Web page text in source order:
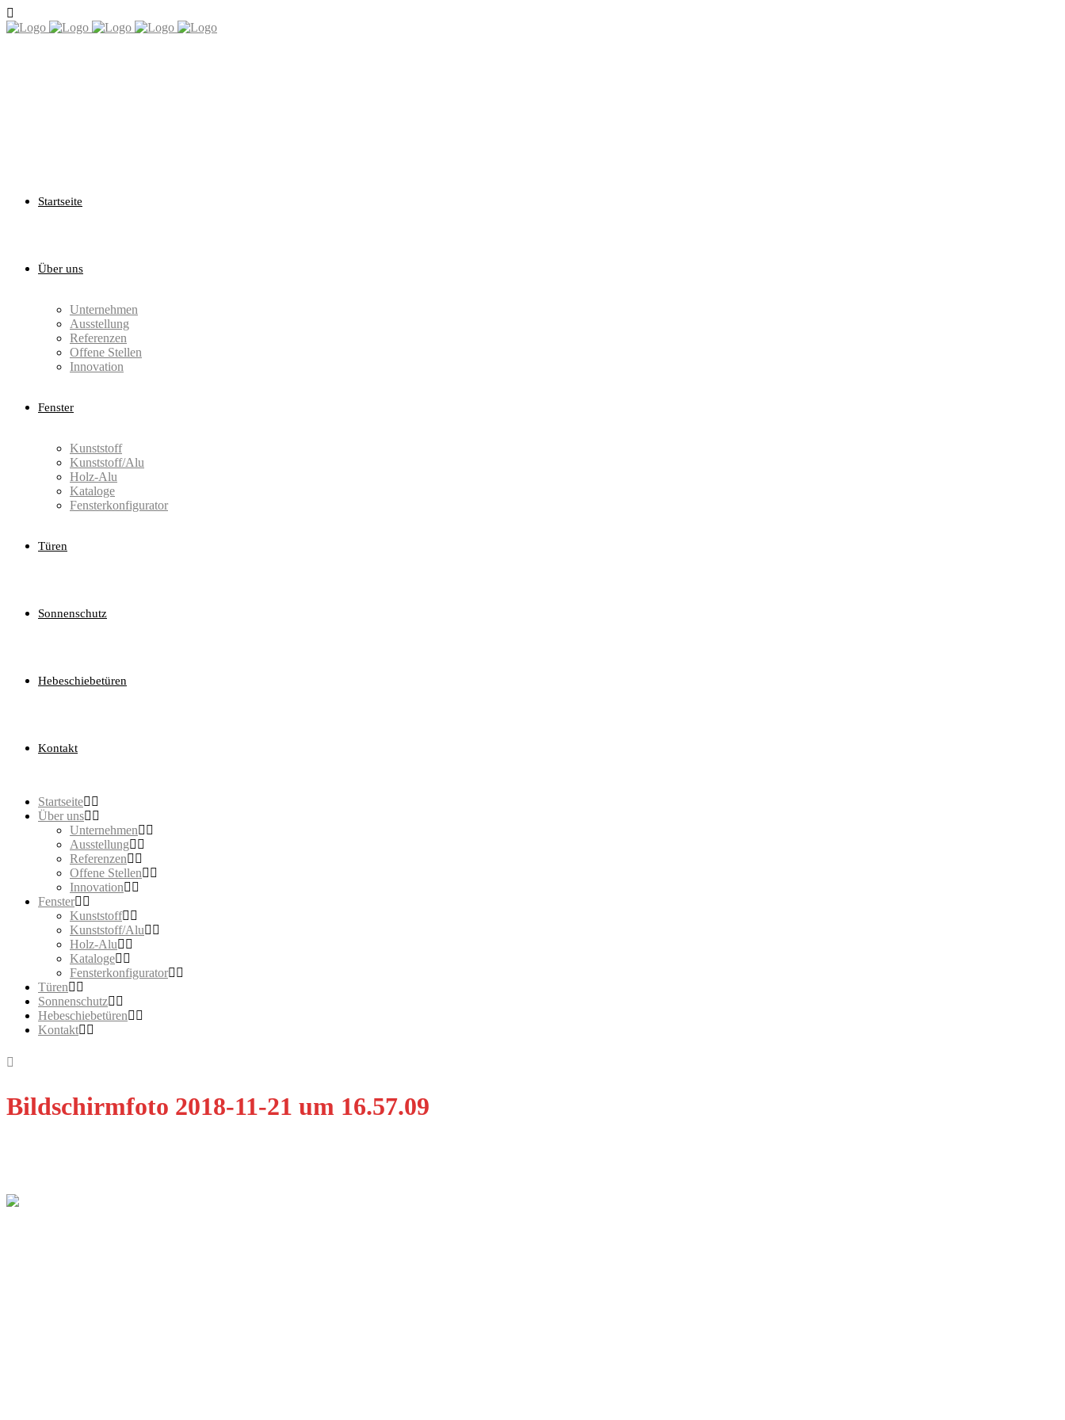
Startseite
Über uns
Unternehmen
Ausstellung
Referenzen
Offene Stellen
Innovation
Fenster
Kunststoff
Kunststoff/Alu
Holz-Alu
Kataloge
Fensterkonfigurator
Türen
Sonnenschutz
Hebeschiebetüren
Kontakt
Startseite
Über uns
Unternehmen
Ausstellung
Referenzen
Offene Stellen
Innovation
Fenster
Kunststoff
Kunststoff/Alu
Holz-Alu
Kataloge
Fensterkonfigurator
Türen
Sonnenschutz
Hebeschiebetüren
Kontakt
Bildschirmfoto 2018-11-21 um 16.57.09